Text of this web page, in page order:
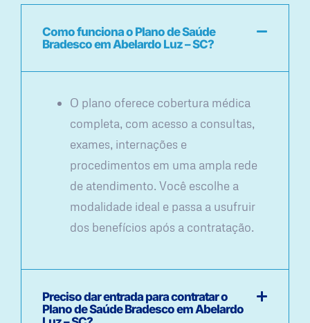
Como funciona o Plano de Saúde
Bradesco em Abelardo Luz – SC?
O plano oferece cobertura médica
completa, com acesso a consultas,
exames, internações e
procedimentos em uma ampla rede
de atendimento. Você escolhe a
modalidade ideal e passa a usufruir
dos benefícios após a contratação.
Preciso dar entrada para contratar o
Plano de Saúde Bradesco em Abelardo